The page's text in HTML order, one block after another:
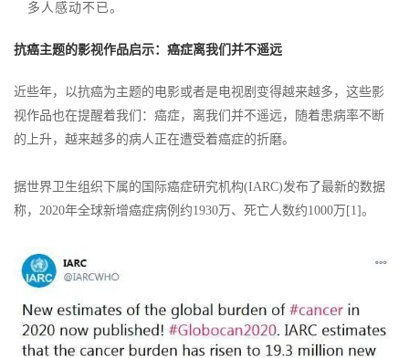
多人感动不已。
抗癌主题的影视作品启示：癌症离我们并不遥远
近些年，以抗癌为主题的电影或者是电视剧变得越来越多，这些影
视作品也在提醒着我们：癌症，离我们并不遥远，随着患病率不断
的上升，越来越多的病人正在遭受着癌症的折磨。
据世界卫生组织下属的国际癌症研究机构(IARC)发布了最新的数据
称，2020年全球新增癌症病例约1930万、死亡人数约1000万[1]。